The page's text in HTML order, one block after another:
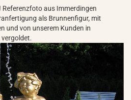
aus Immerdingen
als Brunnenfigur, mit
und von unserem Kunden in
vergoldet.